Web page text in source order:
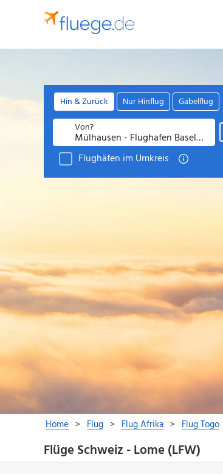
Flüge Schweiz - Lome (LFW)